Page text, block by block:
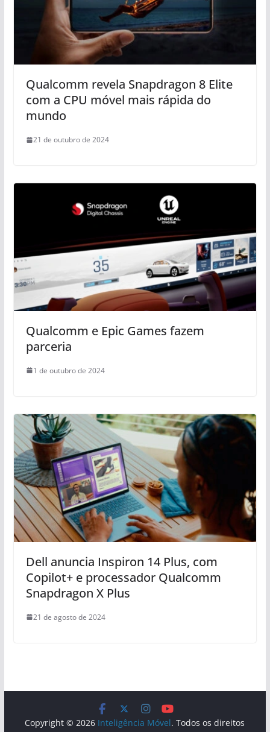
Qualcomm revela Snapdragon 8 Elite
com a CPU móvel mais rápida do
mundo
21 de outubro de 2024
Qualcomm e Epic Games fazem
parceria
1 de outubro de 2024
Dell anuncia Inspiron 14 Plus, com
Copilot+ e processador Qualcomm
Snapdragon X Plus
21 de agosto de 2024
Copyright © 2026 Inteligência Móvel. Todos os direitos